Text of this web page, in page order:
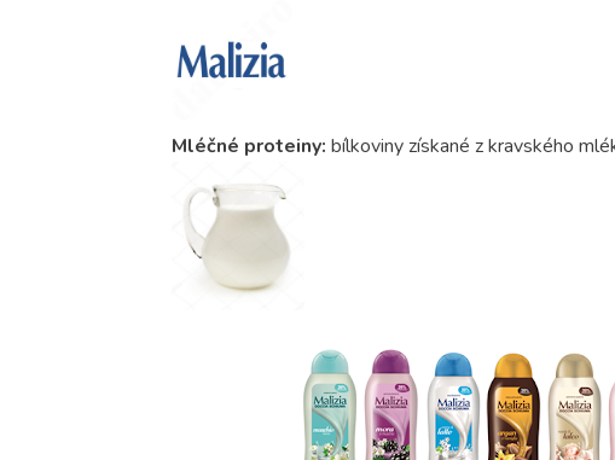
Mléčné proteiny: bílkoviny získané z kravského